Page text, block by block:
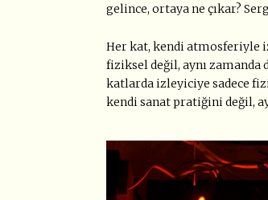
gelince, ortaya ne çıkar?
Her kat, kendi atmosferiyle
fiziksel değil, aynı
katlarda izleyiciye sadece
kendi sanat pratiğini değil,